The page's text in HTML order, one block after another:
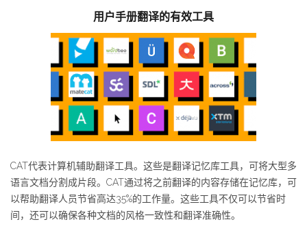
用户手册翻译的有效工具
CAT代表计算机辅助翻译工具。这些是翻译记忆库工具，可将大型多
语言文档分割成片段。CAT通过将之前翻译的内容存储在记忆库，可
以帮助翻译人员节省高达35%的工作量。这些工具不仅可以节省时
间，还可以确保各种文档的风格一致性和翻译准确性。